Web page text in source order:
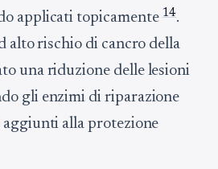
applicati topicamente 14.
alto rischio di cancro della
una riduzione delle lesioni
gli enzimi di riparazione
alla protezione